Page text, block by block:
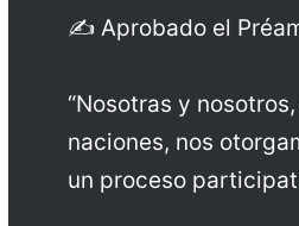
✍️ Aprobado el
“Nosotras y
naciones, nos
un proceso